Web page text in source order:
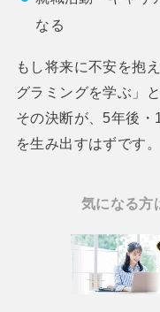
なる
もし将来に不安を抱
グラミングを学ぶ」
その決断が、5年後・
を生み出すはずです。
気になる方